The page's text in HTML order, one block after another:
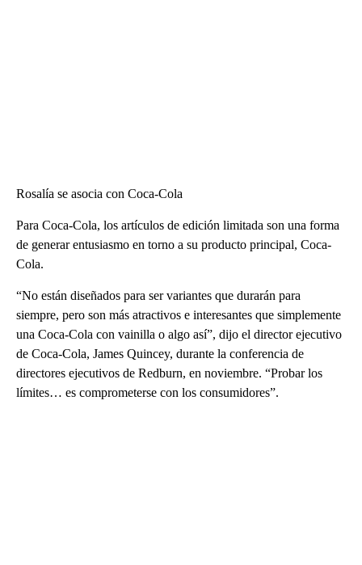
Rosalía se asocia con Coca-Cola
Para Coca-Cola, los artículos de edición limitada son una forma
de generar entusiasmo en torno a su producto principal, Coca-
Cola.
“No están diseñados para ser variantes que durarán para
siempre, pero son más atractivos e interesantes que simplemente
una Coca-Cola con vainilla o algo así”, dijo el director ejecutivo
de Coca-Cola, James Quincey, durante la conferencia de
directores ejecutivos de Redburn, en noviembre. “Probar los
límites… es comprometerse con los consumidores”.